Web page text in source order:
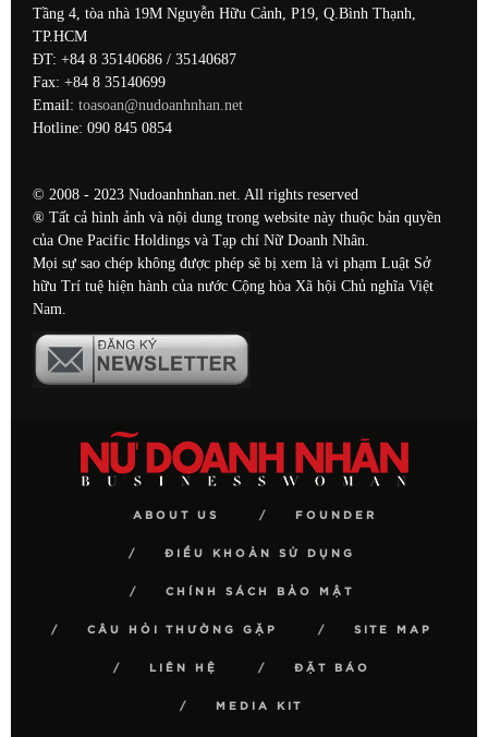
Tầng 4, tòa nhà 19M Nguyễn Hữu Cảnh, P19, Q.Bình Thạnh,
TP.HCM
ĐT: +84 8 35140686 / 35140687
Fax: +84 8 35140699
Email: toasoan@nudoanhnhan.net
Hotline: 090 845 0854
© 2008 - 2023 Nudoanhnhan.net. All rights reserved
® Tất cả hình ảnh và nội dung trong website này thuộc bản quyền
của One Pacific Holdings và Tạp chí Nữ Doanh Nhân.
Mọi sự sao chép không được phép sẽ bị xem là vi phạm Luật Sở
hữu Trí tuệ hiện hành của nước Cộng hòa Xã hội Chủ nghĩa Việt
Nam.
ABOUT US FOUNDER
ĐIỀU KHOẢN SỬ DỤNG
CHÍNH SÁCH BẢO MẬT
CÂU HỎI THƯỜNG GẶP SITE MAP
LIÊN HỆ ĐẶT BÁO
MEDIA KIT